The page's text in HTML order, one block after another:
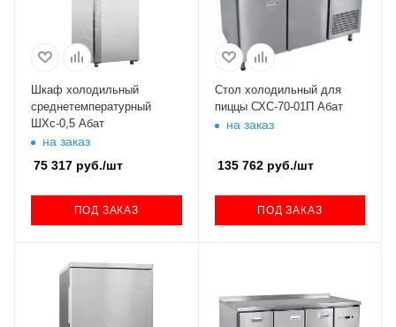
Шкаф холодильный
среднетемпературный
ШХс-0,5 Абат
на заказ
75 317 руб./шт
ПОД ЗАКАЗ
Стол холодильный для
пиццы СХС-70-01П Абат
на заказ
135 762руб./шт
ПОД ЗАКАЗ